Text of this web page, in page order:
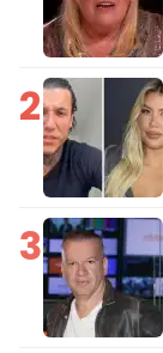
2
3